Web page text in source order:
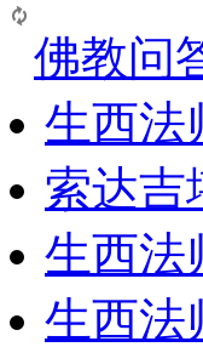
佛教问
生西法
索达吉
生西法
生西法